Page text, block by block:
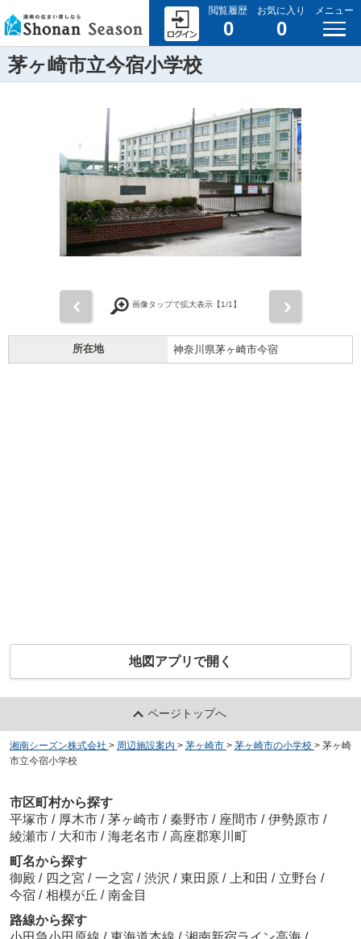
閲覧履歴
0
お気に入り
0
メニュー
茅ヶ崎市立今宿小学校
画像タップで拡大表示【1/1】
所在地 神奈川県茅ヶ崎市今宿
地図アプリで開く
ページトップへ
湘南シーズン株式会社 > 周辺施設案内 > 茅ヶ崎市 > 茅ヶ崎市の小学校 > 茅ヶ崎
市立今宿小学校
市区町村から探す
平塚市 / 厚木市 / 茅ヶ崎市 / 秦野市 / 座間市 / 伊勢原市 /
綾瀬市 / 大和市 / 海老名市 / 高座郡寒川町
町名から探す
御殿 / 四之宮 / 一之宮 / 渋沢 / 東田原 / 上和田 / 立野台 /
今宿 / 相模が丘 / 南金目
路線から探す